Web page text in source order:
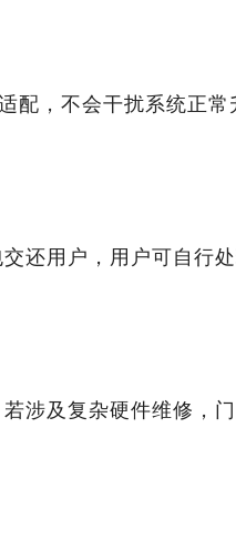
配，不会干扰系统正
还用户，用户可自行
涉及复杂硬件维修，